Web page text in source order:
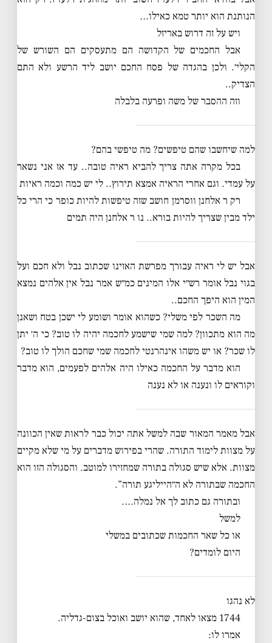
הנותנת הוא יותר טמא כאילו…
ויש על זה דרוש באריזל
אבל החכמים של הקדושה הם מתעסקים הם השורש של
הקלי׳. ולכן בהגדה של פסח החכם יושב ליד הרשע ולא התם
הצדיק..
וזה ההסבר של משה ופרעה בלבלה
למה שיחשבו שהם טיפשים? מה טיפשי בהם?
בכל מקרה אתה צריך להביא ראיה טובה.. עד אז אני נשאר
על עמדי. וגם אחרי הראיה אמצא תירוץ.. לי יש כמה וכמה ראיות
רק ר אלחנן ווסרמן חושב שזה טיפשות להיות כופר כי הרי כל
ילד מבין שצריך להיות בורא.. נו ר אלחנן היה תמים
אבל יש לי ראיה עבורך מפרשת האזינו שכתוב נבל ולא חכם ועל
בגוי נבל אומר רש״י אלו המינים כמ״ש אמר נבל אין אלהים נמצא
המין הוא היפך החכם..
מה השכר לפי משלי? כשהוא אומר ושומע לי ישכן בטח ושאנן
מה הוא מתכוון? למה שמי שישמע לחכמה יהיה לו טוב? כי ה׳ יתן
לו שכר? או יש משהו אינהרנטי לחכמה שמי שחכם הולך לו טוב?
הוא מדבר על החכמה כאילו היה אלהים לפעמים, הוא מדבר
וקוראים לו ונענה או לא נענה
אבל מאמר המאור שבה למשל אתה יכול כבר לראות שאין הכוונה
על מצוות לימוד התורה. שהרי בפירוש מדברים על מי שלא מקיים
מצוות. אלא שיש סגולה בתורה שמחזירו למוטב. והסגולה הזו הוא
החכמה שבתורה לא ה״הייליגע תורה”.
ובתורה גם כתוב לך אל נמלה….
למשל
או כל שאר החכמות שכתובים במשלי
היום לומדים?
לא נהגו
1744 מצאו לאחד, שהוא יושב ואוכל בצום-גדליה.
אמרו לו: